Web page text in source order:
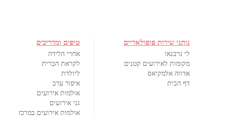
נותני שירות פופולאריים
לי גרבנאו
מקומות לאירועים קטנים
אדווה אלמקיאס
דף הבית
טיפים ומדריכים
אחרי הלידה
לקראת הברית
ליולדת
איפור ערב
אולמות אירועים
גני אירועים
אולמות אירועים במרכז